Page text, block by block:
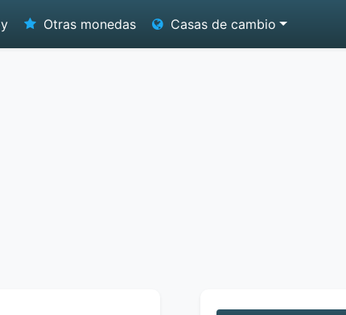
Otras monedas Casas de cambio